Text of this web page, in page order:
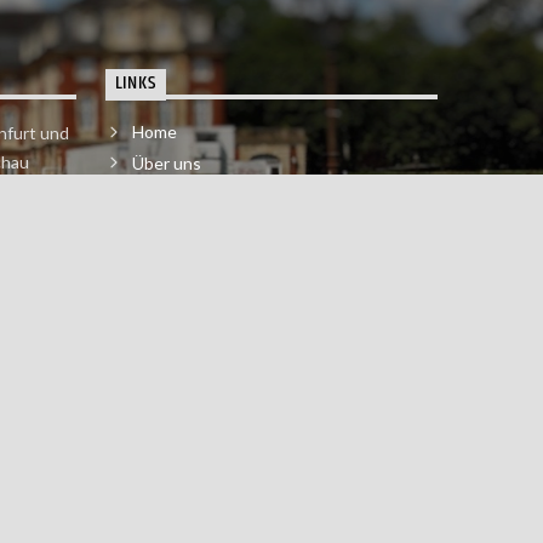
und
LINKS
Home
Über uns